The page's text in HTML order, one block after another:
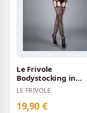
Le Frivole
Bodystocking in
Netzoptik mit
Rosenmustern
Schwarz
LE FRIVOLE
19,90 €